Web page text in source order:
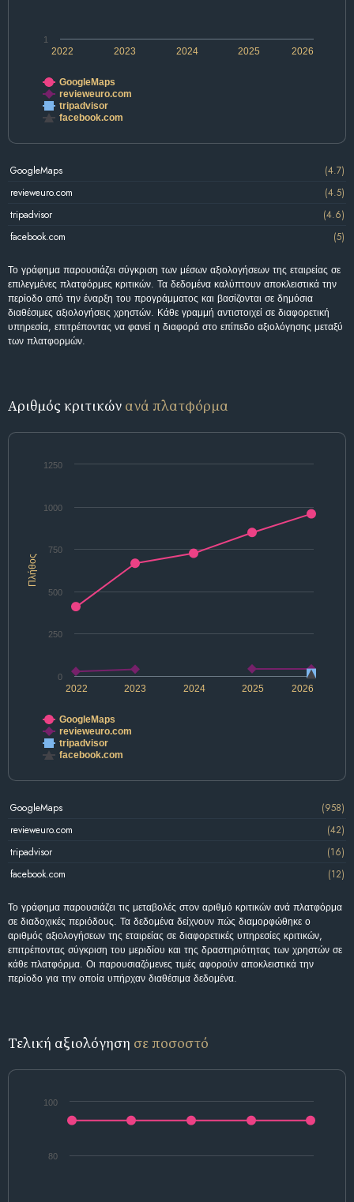
2022 2024 2026
2023 2025
1
GoogleMaps
revieweuro.com
tripadvisor
facebook.com
GoogleMaps
(4.7)
revieweuro.com
(4.5)
tripadvisor
(4.6)
facebook.com
(5)
Το γράφημα παρουσιάζει σύγκριση των μέσων αξιολογήσεων της εταιρείας σε
επιλεγμένες πλατφόρμες κριτικών. Τα δεδομένα καλύπτουν αποκλειστικά την
περίοδο από την έναρξη του προγράμματος και βασίζονται σε δημόσια
διαθέσιμες αξιολογήσεις χρηστών. Κάθε γραμμή αντιστοιχεί σε διαφορετική
υπηρεσία, επιτρέποντας να φανεί η διαφορά στο επίπεδο αξιολόγησης μεταξύ
των πλατφορμών.
Αριθμός κριτικών ανά πλατφόρμα
Πλήθος
2022 2024 2026
2023 2025
0
1000
250
500
750
1250
GoogleMaps
revieweuro.com
tripadvisor
facebook.com
GoogleMaps
(958)
revieweuro.com
(42)
tripadvisor
(16)
facebook.com
(12)
Το γράφημα παρουσιάζει τις μεταβολές στον αριθμό κριτικών ανά πλατφόρμα
σε διαδοχικές περιόδους. Τα δεδομένα δείχνουν πώς διαμορφώθηκε ο
αριθμός αξιολογήσεων της εταιρείας σε διαφορετικές υπηρεσίες κριτικών,
επιτρέποντας σύγκριση του μεριδίου και της δραστηριότητας των χρηστών σε
κάθε πλατφόρμα. Οι παρουσιαζόμενες τιμές αφορούν αποκλειστικά την
περίοδο για την οποία υπήρχαν διαθέσιμα δεδομένα.
Τελική αξιολόγηση σε ποσοστό
80
100